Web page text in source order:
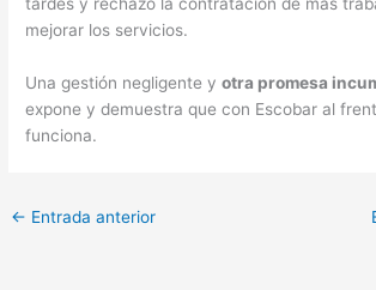
mejorar los servicios.
Una gestión negligente yotra promesa
expone y demuestra que con Escobar al
funciona.
← Entrada anterior